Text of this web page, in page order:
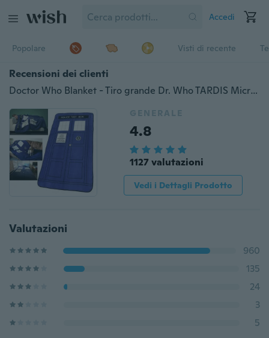
Accedi
Popolare Visti di recente
Recensioni dei clienti
Doctor Who Blanket - Tiro grande Dr. Who TARDIS Micro Raschel - 50 "x 89" (Colore: blu)
GENERALE
4.8
1127 valutazioni
Vedi i Dettagli Prodotto
Valutazioni
960
135
24
3
5